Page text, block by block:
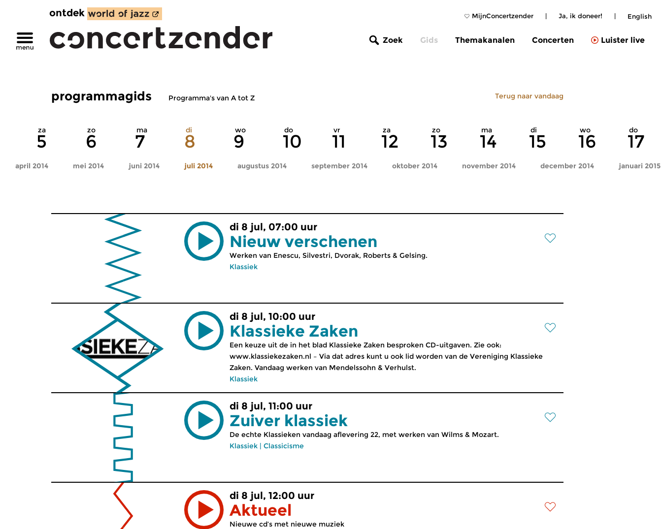
MijnConcertzender | Ja, ik doneer! | English
ontdek
Zoek Gids Themakanalen Concerten Luister live
programmagids Programma's van A tot Z Terug naar vandaag
za
5
zo
6
ma
7
di
8
wo
9
do
10
vr
11
za
12
zo
13
ma
14
di
15
wo
16
do
17
april 2014 mei 2014 juni 2014 juli 2014 augustus 2014 september 2014 oktober 2014 november 2014 december 2014 januari 2015
di 8 jul, 07:00 uur
Nieuw verschenen
Werken van Enescu, Silvestri, Dvorak, Roberts & Gelsing.
Klassiek
di 8 jul, 10:00 uur
Klassieke Zaken
Een keuze uit de in het blad Klassieke Zaken besproken CD-uitgaven. Zie ook:
www.klassiekezaken.nl – Via dat adres kunt u ook lid worden van de Vereniging Klassieke
Zaken. Vandaag werken van Mendelssohn & Verhulst.
Klassiek
di 8 jul, 11:00 uur
Zuiver klassiek
De echte Klassieken vandaag aflevering 22, met werken van Wilms & Mozart.
Klassiek | Classicisme
di 8 jul, 12:00 uur
Aktueel
Nieuwe cd’s met nieuwe muziek